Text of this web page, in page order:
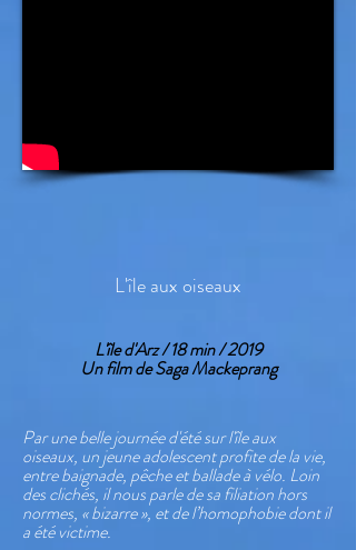
L'île aux oiseaux
L'île d'Arz / 18 min / 2019
Un film de Saga Mackeprang
Par une belle journée d'été sur l'île aux
oiseaux, un jeune adolescent profite de la vie,
entre baignade, pêche et ballade à vélo. Loin
des clichés, il nous parle de sa filiation hors
normes, « bizarre », et de l’homophobie dont il
a été victime.